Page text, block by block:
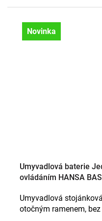
Novinka
Umyvadlová baterie
ovládáním HANSA
Umyvadlová
otočným ramenem,